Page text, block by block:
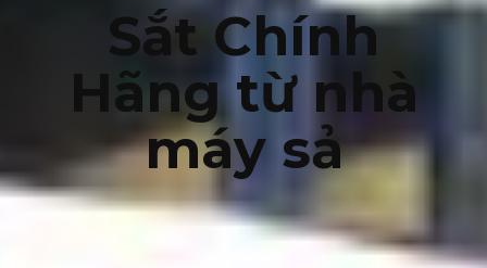
Sắt Chính
Hãng từ nhà
máy sả